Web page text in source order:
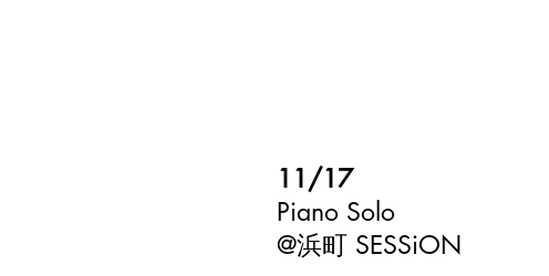
11/17
Piano Solo
​@浜町 SESSiON